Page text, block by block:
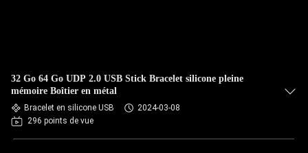
32 Go 64 Go UDP 2.0 USB Stick Bracelet silicone pleine
mémoire Boîtier en métal
Bracelet en silicone USB
2024-03-08
296 points de vue